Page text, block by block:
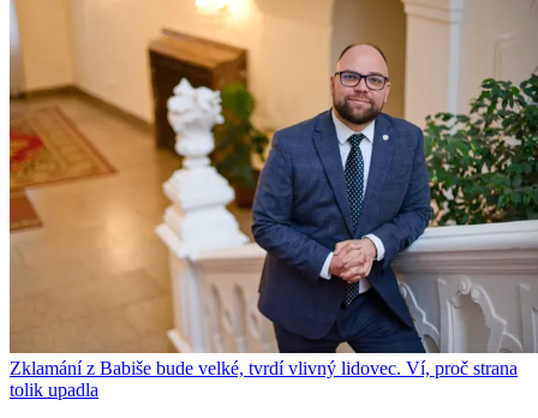
Zklamání z Babiše bude velké, tvrdí vlivný lidovec. Ví, proč strana
tolik upadla